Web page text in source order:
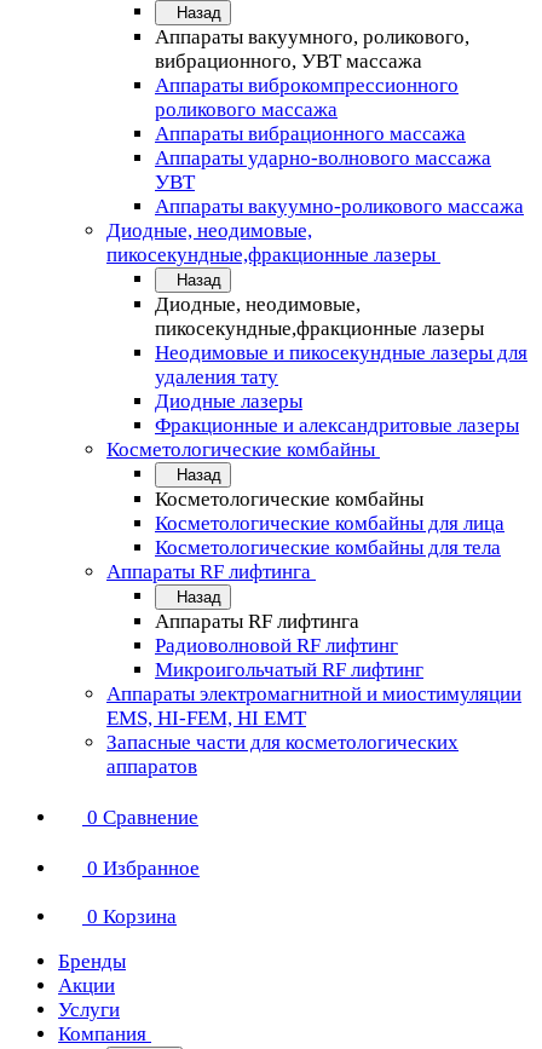
Назад
Аппараты вакуумного, роликового,
вибрационного, УВТ массажа
Аппараты виброкомпрессионного
роликового массажа
Аппараты вибрационного массажа
Аппараты ударно-волнового массажа
УВТ
Аппараты вакуумно-роликового массажа
Диодные, неодимовые,
пикосекундные,фракционные лазеры
Назад
Диодные, неодимовые,
пикосекундные,фракционные лазеры
Неодимовые и пикосекундные лазеры для
удаления тату
Диодные лазеры
Фракционные и александритовые лазеры
Косметологические комбайны
Назад
Косметологические комбайны
Косметологические комбайны для лица
Косметологические комбайны для тела
Аппараты RF лифтинга
Назад
Аппараты RF лифтинга
Радиоволновой RF лифтинг
Микроигольчатый RF лифтинг
Аппараты электромагнитной и миостимуляции
EMS, HI-FEM, HI EMT
Запасные части для косметологических
аппаратов
0 Сравнение
0 Избранное
0 Корзина
Бренды
Акции
Услуги
Компания